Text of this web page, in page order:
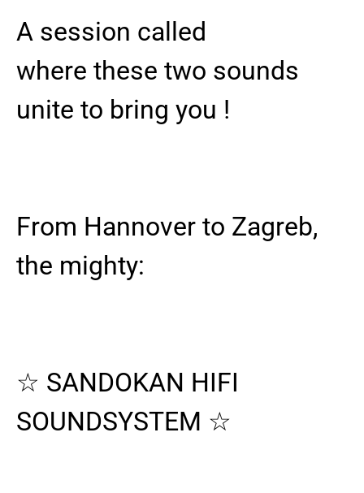
A session called
where these two sounds
unite to bring you !
From Hannover to Zagreb,
the mighty:
☆ SANDOKAN HIFI
SOUNDSYSTEM ☆